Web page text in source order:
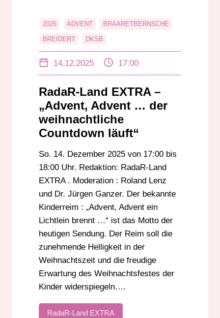
2025 ADVENT BRAARETBERNSCHE
BREIDERT DKSB
RADAR-LAND EXTRA
WIR SIND BREIDERT
14.12.2025 17:00
RadaR-Land EXTRA –
„Advent, Advent … der
weihnachtliche
Countdown läuft“
So. 14. Dezember 2025 von 17:00 bis
18:00 Uhr. Redaktion: RadaR-Land
EXTRA . Moderation : Roland Lenz
und Dr. Jürgen Ganzer. Der bekannte
Kinderreim : „Advent, Advent ein
Lichtlein brennt …“ ist das Motto der
heutigen Sendung. Der Reim soll die
zunehmende Helligkeit in der
Weihnachtszeit und die freudige
Erwartung des Weihnachtsfestes der
Kinder widerspiegeln….
RadaR-Land EXTRA